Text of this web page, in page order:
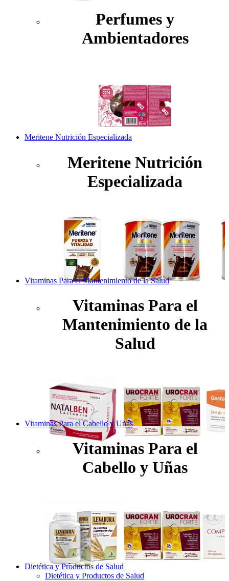
Perfumes y
Ambientadores
Meritene Nutrición Especializada
Meritene Nutrición
Especializada
Vitaminas Para el Mantenimiento de la Salud
Vitaminas Para el
Mantenimiento de la
Salud
Vitaminas Para el Cabello y Uñas
Vitaminas Para el
Cabello y Uñas
Dietética y Productos de Salud
Dietética y Productos de Salud